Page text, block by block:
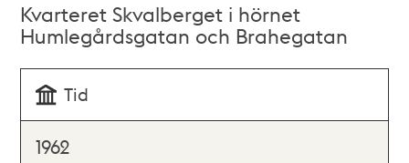
Kvarteret Skvalberget i hörnet
Humlegårdsgatan och Brahegatan
Tid
1962